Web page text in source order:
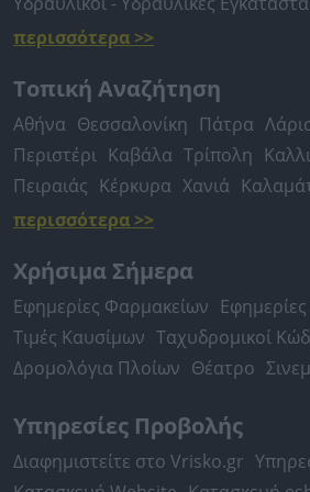
περισσότερα >>
Τοπική Αναζήτηση
Αθήνα Θεσσαλονίκη Πάτρα
Περιστέρι Καβάλα Τρίπολη
Πειραιάς Κέρκυρα Χανιά
περισσότερα >>
Χρήσιμα Σήμερα
Εφημερίες Φαρμακείων
Τιμές Καυσίμων Ταχυδρομικοί
Δρομολόγια Πλοίων Θέατρο
Υπηρεσίες Προβολής
Διαφημιστείτε στο Vrisko.gr